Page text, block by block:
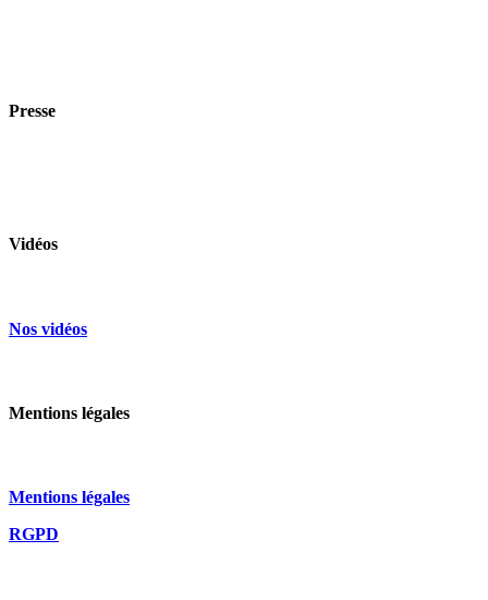
Presse
Vidéos
Nos vidéos
Mentions légales
Mentions légales
RGPD